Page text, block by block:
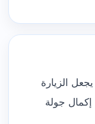
الزيارة
جولة